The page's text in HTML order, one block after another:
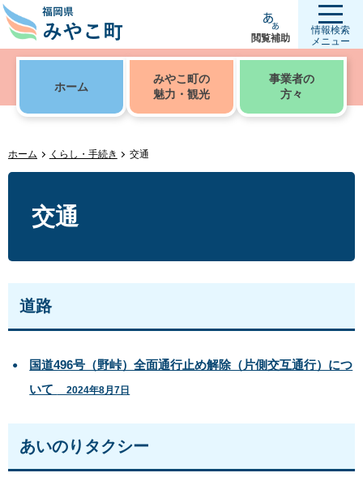
閲覧補助
情報検索
メニュー
ホーム
みやこ町の
魅力・観光
事業者の
方々
ホーム くらし・手続き 交通
交通
道路
国道496号（野峠）全面通行止め解除（片側交互通行）につ
いて
2024年8月7日
あいのりタクシー